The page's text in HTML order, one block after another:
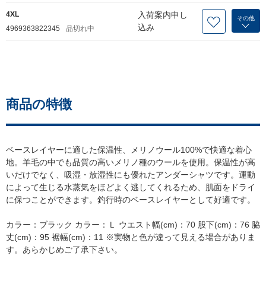
4XL
4969363822345
品切れ中
入荷案内申し
込み
その他
商品の特徴
ベースレイヤーに適した保温性、メリノウール100%で快適な着心
地。羊毛の中でも品質の高いメリノ種のウールを使用。保温性が高
いだけでなく、吸湿・放湿性にも優れたアンダーシャツです。運動
によって生じる水蒸気をほどよく逃してくれるため、肌面をドライ
に保つことができます。釣行時のベースレイヤーとして好適です。
カラー：ブラック カラー：Ｌ ウエスト幅(cm)：70 股下(cm)：76 脇
丈(cm)：95 裾幅(cm)：11 ※実物と色が違って見える場合がありま
す。あらかじめご了承下さい。